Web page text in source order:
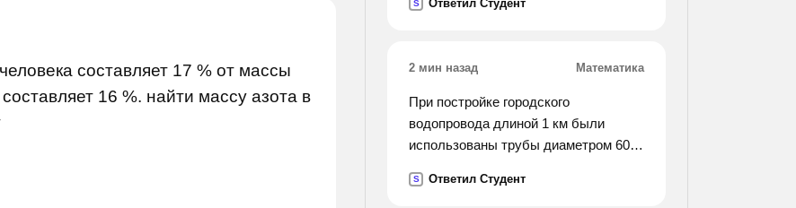
составляет 17 % от массы
16 %. найти массу азота в
односоставных предложений
двусоставных.).
см квадратных, а диагональ
S Ответил Студент
2 мин назад Математика
При постройке городского
водопровода длиной 1 км были
использованы трубы диаметром 60
подлежащий вывозу при прокладе
S Ответил Студент